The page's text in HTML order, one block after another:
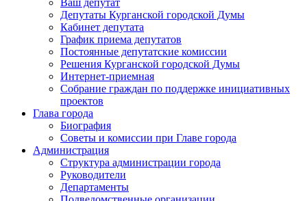
Ваш депутат
Депутаты Курганской городской Думы
Кабинет депутата
График приема депутатов
Постоянные депутатские комиссии
Решения Курганской городской Думы
Интернет-приемная
Собрание граждан по поддержке инициативных
проектов
Глава города
Биография
Советы и комиссии при Главе города
Администрация
Структура администрации города
Руководители
Департаменты